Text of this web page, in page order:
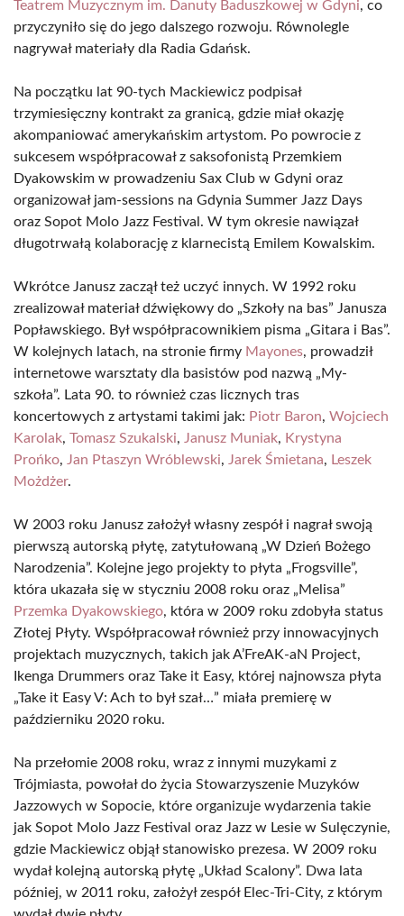
Teatrem Muzycznym im. Danuty Baduszkowej w Gdyni, co
przyczyniło się do jego dalszego rozwoju. Równolegle
nagrywał materiały dla Radia Gdańsk.
Na początku lat 90-tych Mackiewicz podpisał
trzymiesięczny kontrakt za granicą, gdzie miał okazję
akompaniować amerykańskim artystom. Po powrocie z
sukcesem współpracował z saksofonistą Przemkiem
Dyakowskim w prowadzeniu Sax Club w Gdyni oraz
organizował jam-sessions na Gdynia Summer Jazz Days
oraz Sopot Molo Jazz Festival. W tym okresie nawiązał
długotrwałą kolaborację z klarnecistą Emilem Kowalskim.
Wkrótce Janusz zaczął też uczyć innych. W 1992 roku
zrealizował materiał dźwiękowy do „Szkoły na bas” Janusza
Popławskiego. Był współpracownikiem pisma „Gitara i Bas”.
W kolejnych latach, na stronie firmy Mayones, prowadził
internetowe warsztaty dla basistów pod nazwą „My-
szkoła”. Lata 90. to również czas licznych tras
koncertowych z artystami takimi jak: Piotr Baron, Wojciech
Karolak, Tomasz Szukalski, Janusz Muniak, Krystyna
Prońko, Jan Ptaszyn Wróblewski, Jarek Śmietana, Leszek
Możdżer.
W 2003 roku Janusz założył własny zespół i nagrał swoją
pierwszą autorską płytę, zatytułowaną „W Dzień Bożego
Narodzenia”. Kolejne jego projekty to płyta „Frogsville”,
która ukazała się w styczniu 2008 roku oraz „Melisa”
Przemka Dyakowskiego, która w 2009 roku zdobyła status
Złotej Płyty. Współpracował również przy innowacyjnych
projektach muzycznych, takich jak A’FreAK-aN Project,
Ikenga Drummers oraz Take it Easy, której najnowsza płyta
„Take it Easy V: Ach to był szał…” miała premierę w
październiku 2020 roku.
Na przełomie 2008 roku, wraz z innymi muzykami z
Trójmiasta, powołał do życia Stowarzyszenie Muzyków
Jazzowych w Sopocie, które organizuje wydarzenia takie
jak Sopot Molo Jazz Festival oraz Jazz w Lesie w Sulęczynie,
gdzie Mackiewicz objął stanowisko prezesa. W 2009 roku
wydał kolejną autorską płytę „Układ Scalony”. Dwa lata
później, w 2011 roku, założył zespół Elec-Tri-City, z którym